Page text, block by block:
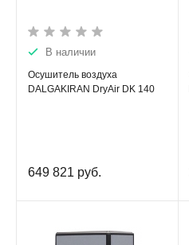
В наличии
Осушитель воздуха
DALGAKIRAN DryAir DK 140
649 821 руб.